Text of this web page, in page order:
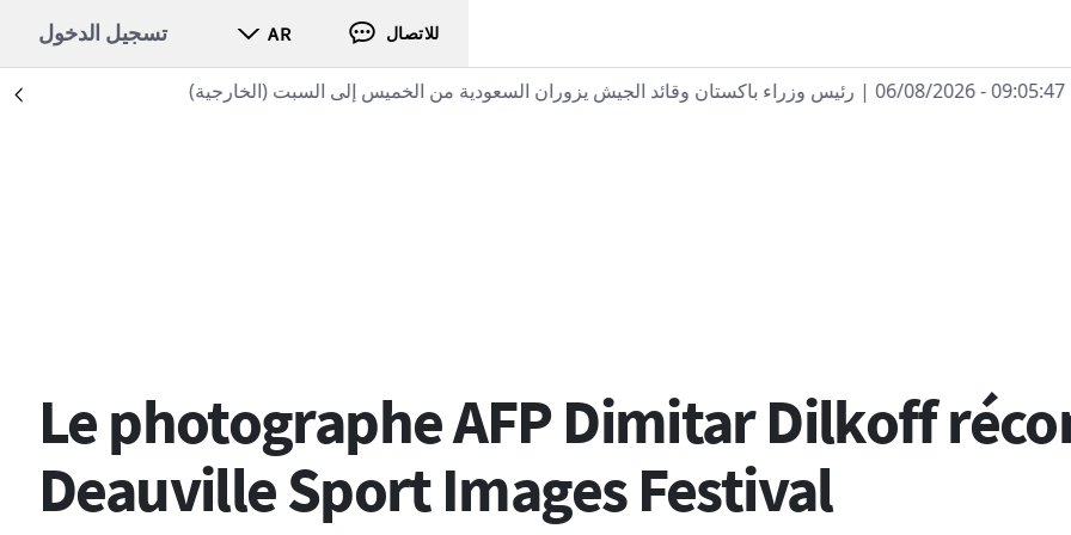
للاتصال AR تسجيل الدخول
| رئيس وزراء باكستان وقائد الجيش يزوران السعودية من الخميس إلى السبت (الخارجية)
Le photographe AFP Dimitar Dilkoff
Deauville Sport Images Festival